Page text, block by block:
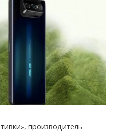
производитель